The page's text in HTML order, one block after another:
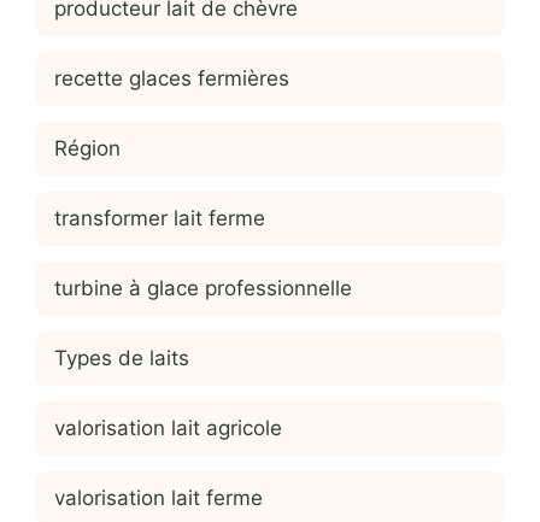
producteur lait de chèvre
recette glaces fermières
Région
transformer lait ferme
turbine à glace professionnelle
Types de laits
valorisation lait agricole
valorisation lait ferme